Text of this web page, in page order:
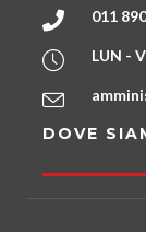
011
LUN -
DOVE